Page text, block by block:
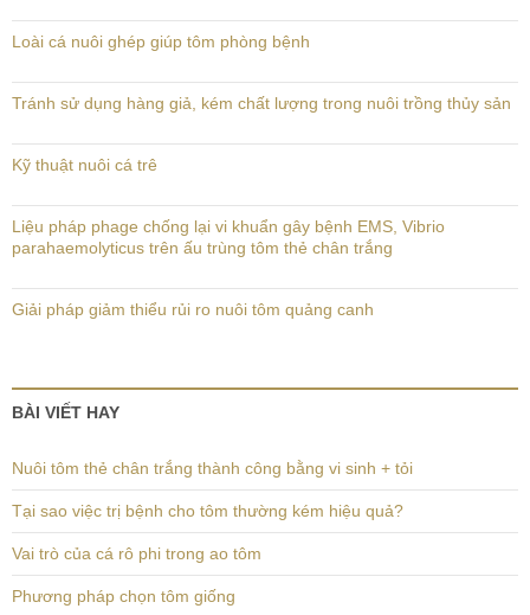
Loài cá nuôi ghép giúp tôm phòng bệnh
Tránh sử dụng hàng giả, kém chất lượng trong nuôi trồng thủy sản
Kỹ thuật nuôi cá trê
Liệu pháp phage chống lại vi khuẩn gây bệnh EMS, Vibrio
parahaemolyticus trên ấu trùng tôm thẻ chân trắng
Giải pháp giảm thiểu rủi ro nuôi tôm quảng canh
BÀI VIẾT HAY
Nuôi tôm thẻ chân trắng thành công bằng vi sinh + tỏi
Tại sao việc trị bệnh cho tôm thường kém hiệu quả?
Vai trò của cá rô phi trong ao tôm
Phương pháp chọn tôm giống